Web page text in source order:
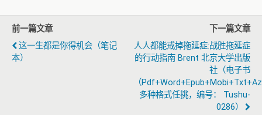
前一篇文章
这一生都是你得机会（笔记
本）
下一篇文章
人人都能戒掉拖延症:战胜拖延症
的行动指南 Brent 北京大学出版
社（电子书
（
多种格式任挑，编号： Tushu-
0286）